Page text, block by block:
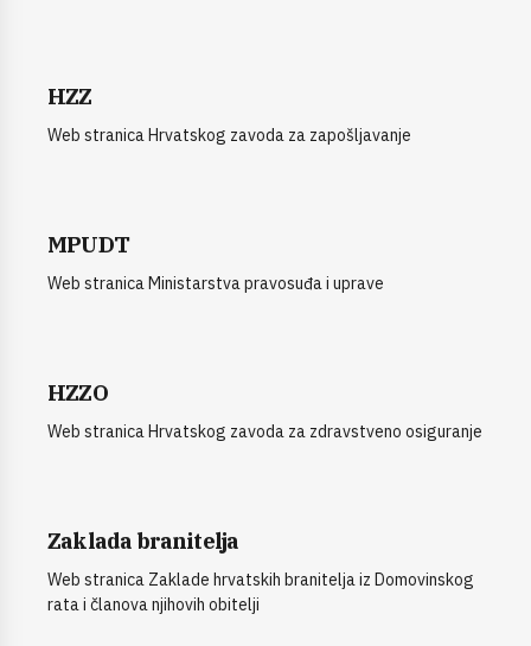
HZZ
Web stranica Hrvatskog zavoda za zapošljavanje
MPUDT
Web stranica Ministarstva pravosuđa i uprave
HZZO
Web stranica Hrvatskog zavoda za zdravstveno osiguranje
Zaklada branitelja
Web stranica Zaklade hrvatskih branitelja iz Domovinskog
rata i članova njihovih obitelji